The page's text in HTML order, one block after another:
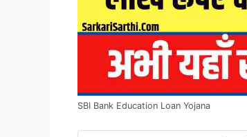
SBI Bank Education Loan Yojana